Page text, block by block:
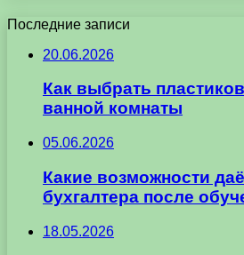
Последние записи
20.06.2026
Как выбрать
ванной комнаты
05.06.2026
Какие возможности
бухгалтера после
18.05.2026